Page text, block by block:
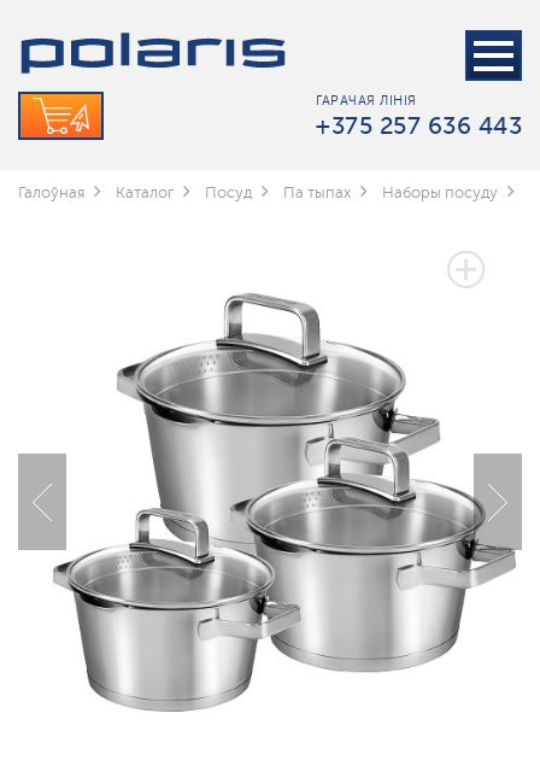
ГАРАЧАЯ ЛІНІЯ
+375 257 636 443
Галоўная Каталог Посуд Па тыпах Наборы посуду